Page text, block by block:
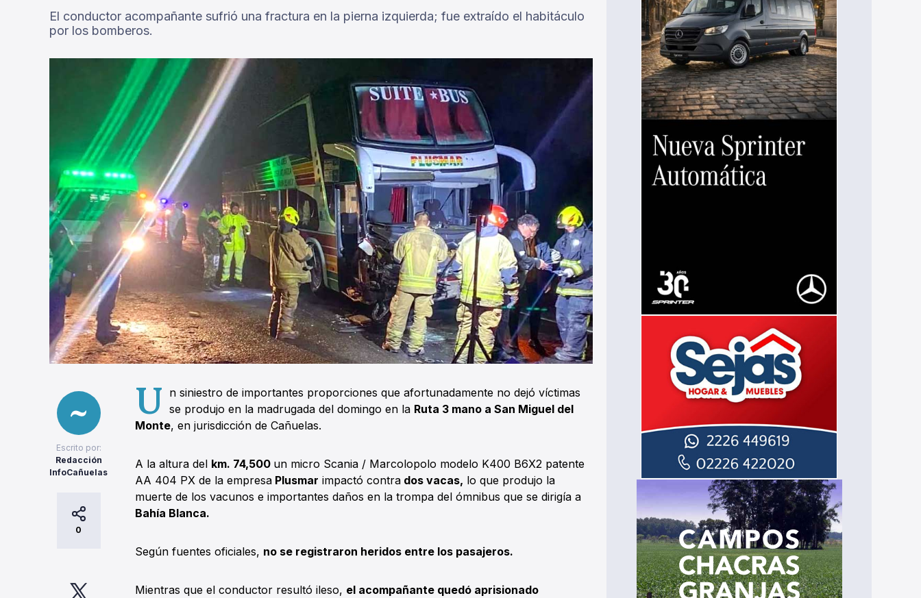
El conductor acompañante sufrió una fractura en la pierna izquierda; fue extraído el habitáculo
por los bomberos.
Escrito por:
Redacción
InfoCañuelas
0
U n siniestro de importantes proporciones que afortunadamente no dejó víctimas
se produjo en la madrugada del domingo en la Ruta 3 mano a San Miguel del
Monte, en jurisdicción de Cañuelas.
A la altura del km. 74,500 un micro Scania / Marcolopolo modelo K400 B6X2 patente
AA 404 PX de la empresa Plusmar impactó contra dos vacas, lo que produjo la
muerte de los vacunos e importantes daños en la trompa del ómnibus que se dirigía a
Bahía Blanca.
Según fuentes oficiales, no se registraron heridos entre los pasajeros.
Mientras que el conductor resultó ileso, el acompañante quedó aprisionado